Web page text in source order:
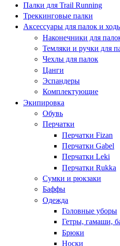
Палки для Trail Running
Треккинговые палки
Аксессуары для палок и
Наконечники для
Темляки и ручки для
Чехлы для палок
Цанги
Эспандеры
Комплектующие
Экипировка
Обувь
Перчатки
Перчатки Fizan
Перчатки Gabel
Перчатки Leki
Перчатки Rukka
Сумки и рюкзаки
Баффы
Одежда
Головные уборы
Гетры, гамаши,
Брюки
Носки